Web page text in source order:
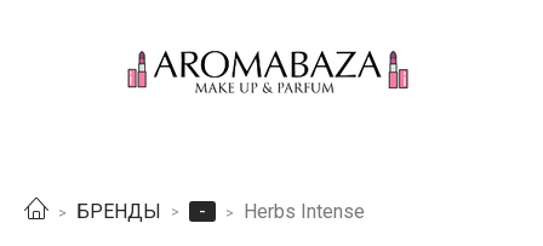
БРЕНДЫ - Herbs Intense